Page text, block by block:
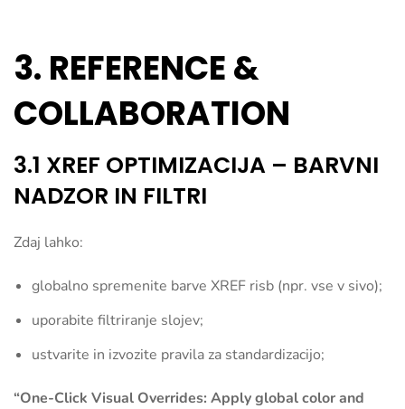
3. REFERENCE &
COLLABORATION
3.1 XREF OPTIMIZACIJA – BARVNI
NADZOR IN FILTRI
Zdaj lahko:
globalno spremenite barve XREF risb (npr. vse v sivo);
uporabite filtriranje slojev;
ustvarite in izvozite pravila za standardizacijo;
“One-Click Visual Overrides: Apply global color and